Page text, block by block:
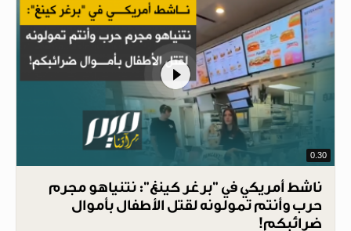
0.30
ناشط أمريكي في "برغر كينغ": نتنياهو مجرم
حرب وأنتم تمولونه لقتل الأطفال بأموال
ضرائبكم!